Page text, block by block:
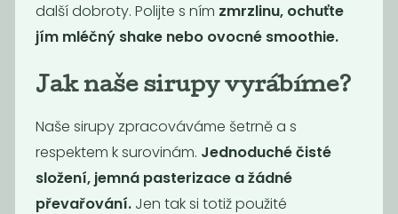
Bioláda
borůvka 230g bio
115Kč
Mateřídouška a
lípa sirup 500 ml
135Kč
další dobroty. Polijte s ním zmrzlinu, ochuťte
jím mléčný shake nebo ovocné smoothie.
Jak naše sirupy vyrábíme?
Naše sirupy zpracováváme šetrně a s
respektem k surovinám. Jednoduché čisté
složení, jemná pasterizace a žádné
převařování.Jen tak si totiž použité